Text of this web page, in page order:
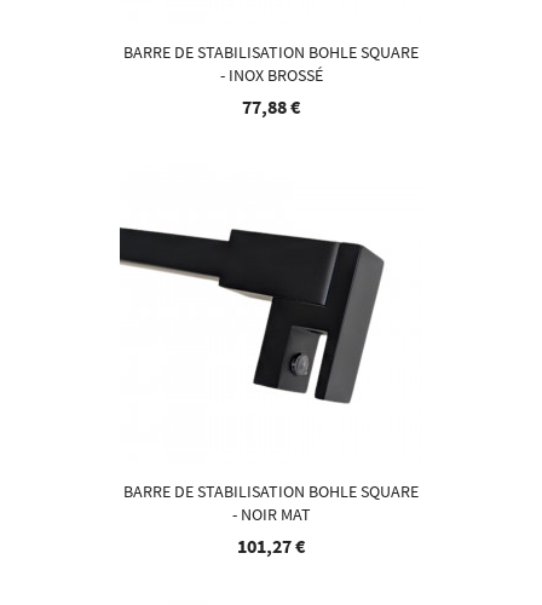
BARRE DE STABILISATION BOHLE SQUARE
- INOX BROSSÉ
77,88 €
BARRE DE STABILISATION BOHLE SQUARE
- NOIR MAT
101,27 €